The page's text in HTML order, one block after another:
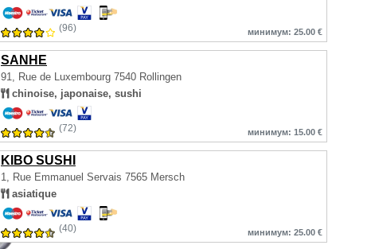
(96) минимум: 25.00 €
SANHE
91, Rue de Luxembourg 7540 Rollingen
chinoise, japonaise, sushi
(72) минимум: 15.00 €
KIBO SUSHI
1, Rue Emmanuel Servais 7565 Mersch
asiatique
(40) минимум: 25.00 €